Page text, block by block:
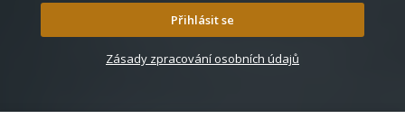
Přihlásit se
Zásady zpracování osobních údajů